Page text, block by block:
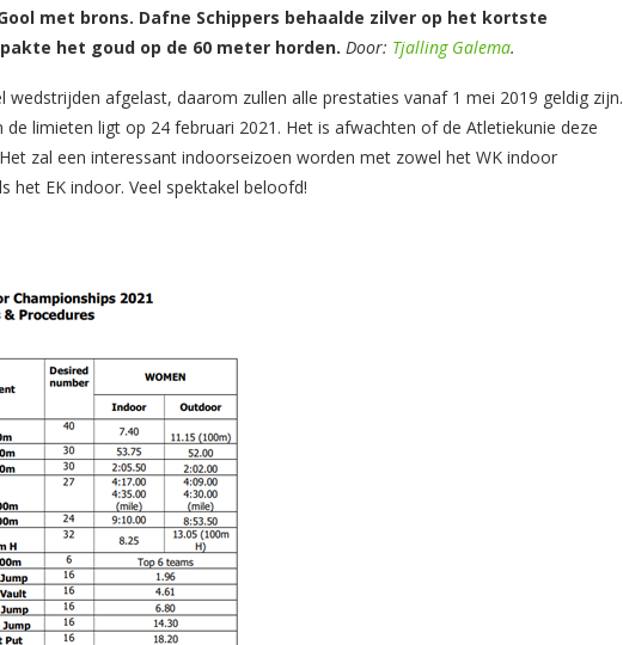
met brons. Dafne Schippers behaalde zilver op het kortste
het goud op de 60 meter horden. Door: Tjalling Galema.
wedstrijden afgelast, daarom zullen alle prestaties vanaf 1 mei 2019 geldig zijn.
limieten ligt op 24 februari 2021. Het is afwachten of de Atletiekunie deze
zal een interessant indoorseizoen worden met zowel het WK indoor
het EK indoor. Veel spektakel beloofd!